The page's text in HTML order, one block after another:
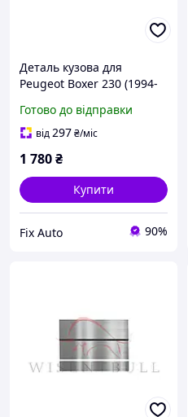
Деталь кузова для
Peugeot Boxer 230 (1994-
Оцинкована сталь 1.2 mm
Готово до відправки
від297₴/міс
1 780₴
Купити
Fix Auto 90%